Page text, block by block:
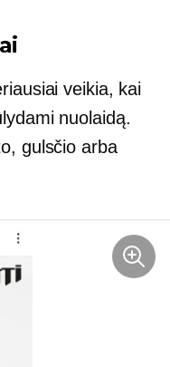
veikia, kai
nuolaidą.
gulsčio arba